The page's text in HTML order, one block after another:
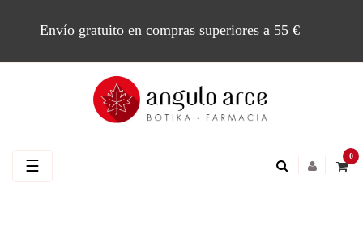
Envío gratuito en compras superiores a 55 €
0
Navegación
☰